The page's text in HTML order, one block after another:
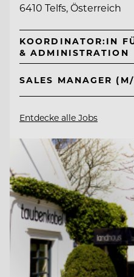
6410 Telfs, Österreich
KOORDINATOR:IN
& ADMINISTRATION
SALES MANAGER
Entdecke alle Jobs